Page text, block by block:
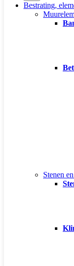
Bestrating,
Stenen